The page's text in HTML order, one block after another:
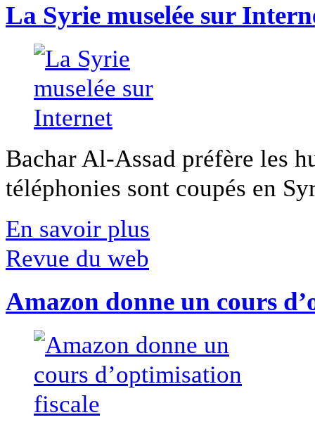
La Syrie muselée sur
Bachar Al-Assad préfère les
téléphonies sont coupés en
En savoir plus
Revue du web
Amazon donne un cours